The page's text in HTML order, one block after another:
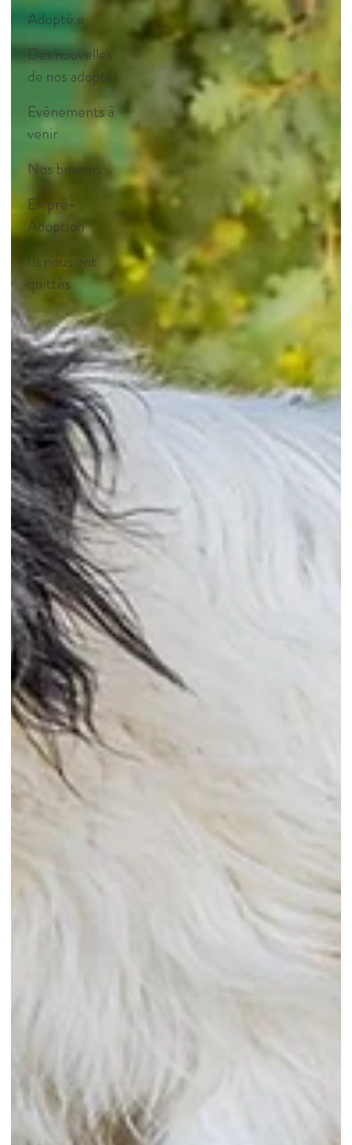
Adopté.e
Des nouvelles
de nos adoptés
Evénements à
venir
Nos besoins
En pré-
Adoption
Ils nous ont
quittés